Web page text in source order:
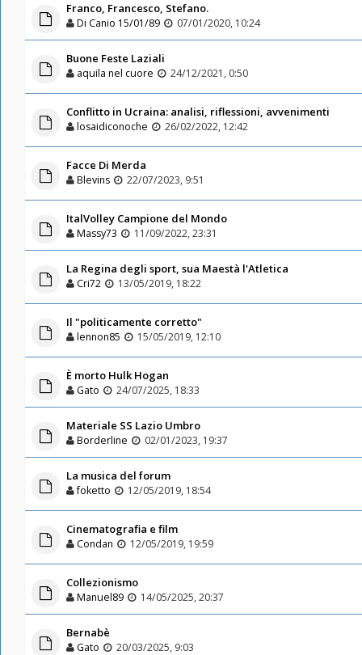
Franco, Francesco, Stefano.
Di Canio 15/01/89 07/01/2020, 10:24
Buone Feste Laziali
aquila nel cuore 24/12/2021, 0:50
Conflitto in Ucraina: analisi, riflessioni, avvenimenti
losaidiconoche 26/02/2022, 12:42
Facce Di Merda
Blevins 22/07/2023, 9:51
ItalVolley Campione del Mondo
Massy73 11/09/2022, 23:31
La Regina degli sport, sua Maestà l'Atletica
Cri72 13/05/2019, 18:22
Il "politicamente corretto"
lennon85 15/05/2019, 12:10
È morto Hulk Hogan
Gato 24/07/2025, 18:33
Materiale SS Lazio Umbro
Borderline 02/01/2023, 19:37
La musica del forum
foketto 12/05/2019, 18:54
Cinematografia e film
Condan 12/05/2019, 19:59
Collezionismo
Manuel89 14/05/2025, 20:37
Bernabè
Gato 20/03/2025, 9:03